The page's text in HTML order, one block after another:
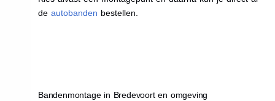
de autobanden bestellen.
Bandenmontage in Bredevoort en omgeving